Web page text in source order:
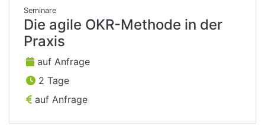
Seminare
Die agile OKR-Methode in der
Praxis
auf Anfrage
2 Tage
auf Anfrage